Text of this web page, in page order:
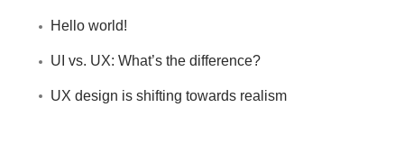
Hello world!
UI vs. UX: What’s the difference?
UX design is shifting towards realism